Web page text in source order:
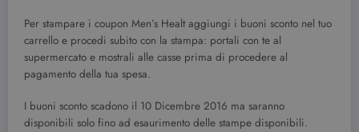
Per stampare i coupon Men’s Healt aggiungi i buoni sconto nel tuo
carrello e procedi subito con la stampa: portali con te al
supermercato e mostrali alle casse prima di procedere al
pagamento della tua spesa.
I buoni sconto scadono il 10 Dicembre 2016 ma saranno
disponibili solo fino ad esaurimento delle stampe disponibili.